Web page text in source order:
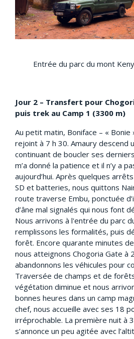
Entrée du parc du mont
Jour 2 – Transfert pour
puis trek au Camp 1 (3300 m)
Au petit matin, Boniface – « Bonie
rejoint à 7 h 30. Amaury descend
continuant de boucler ses
m’a donné la patience et il n’y a
aujourd’hui. Après quelques
SD et batteries, nous quittons
route traverse Embu, ponctuée
d’âne mal signalés qui nous font
Nous arrivons à l'entrée du parc
remplissons les formalités, puis
forêt. Encore quarante minutes
nous atteignons Chogoria Gate à
abandonnons les véhicules pour
Traversée de champs et de
végétation diminue et nous
bonnes heures dans un camp
chef, nous accueille avec ses 18
irréprochable. La première nuit à
s’annonce un peu agitée avec